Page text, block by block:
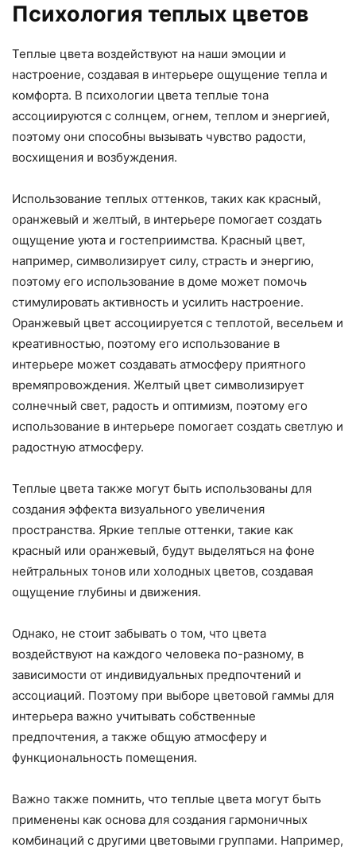
Психология теплых цветов
Теплые цвета воздействуют на наши эмоции и
настроение, создавая в интерьере ощущение тепла и
комфорта. В психологии цвета теплые тона
ассоциируются с солнцем, огнем, теплом и энергией,
поэтому они способны вызывать чувство радости,
восхищения и возбуждения.
Использование теплых оттенков, таких как красный,
оранжевый и желтый, в интерьере помогает создать
ощущение уюта и гостеприимства. Красный цвет,
например, символизирует силу, страсть и энергию,
поэтому его использование в доме может помочь
стимулировать активность и усилить настроение.
Оранжевый цвет ассоциируется с теплотой, весельем и
креативностью, поэтому его использование в
интерьере может создавать атмосферу приятного
времяпровождения. Желтый цвет символизирует
солнечный свет, радость и оптимизм, поэтому его
использование в интерьере помогает создать светлую и
радостную атмосферу.
Теплые цвета также могут быть использованы для
создания эффекта визуального увеличения
пространства. Яркие теплые оттенки, такие как
красный или оранжевый, будут выделяться на фоне
нейтральных тонов или холодных цветов, создавая
ощущение глубины и движения.
Однако, не стоит забывать о том, что цвета
воздействуют на каждого человека по-разному, в
зависимости от индивидуальных предпочтений и
ассоциаций. Поэтому при выборе цветовой гаммы для
интерьера важно учитывать собственные
предпочтения, а также общую атмосферу и
функциональность помещения.
Важно также помнить, что теплые цвета могут быть
применены как основа для создания гармоничных
комбинаций с другими цветовыми группами. Например,